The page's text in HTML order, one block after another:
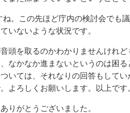
ね。この先ほど庁内の検討会で
いないような状況です。
音頭を取るのかわかりませんけれ
なかなか進まないというのは困
いては、それなりの回答もして
よろしくお願いします。以上です
りがとうございました。